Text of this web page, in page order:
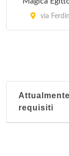
via
requisiti